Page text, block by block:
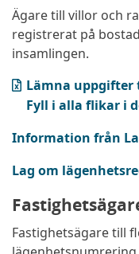
Ägare till villor och
registrerat på
insamlingen.
Lämna uppgifter
Fyll i alla flikar i
(XLSX, öppnas i ny
Information från
(extern länk,
Lag om
(extern länk,
Fastighetsägare till